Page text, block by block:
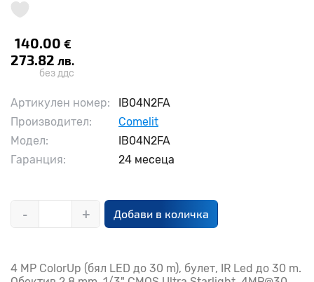
140.00 €
273.82 лв.
без ддс
Артикулен номер:
IB04N2FA
Производител:
Comelit
Модел:
IB04N2FA
Гаранция:
24 месеца
- + Добави в количка
4 MP ColorUp (бял LED до 30 m), булет, IR Led до 30 m.